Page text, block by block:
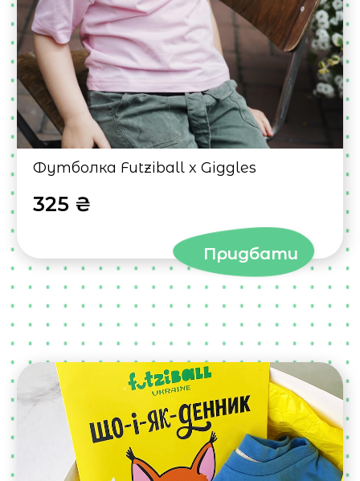
Футболка Futziball x Giggles
325 ₴
Придбати